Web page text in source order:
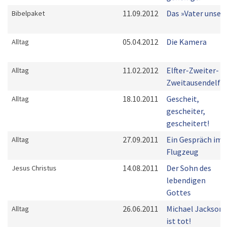
Bibelpaket 11.09.2012 Das »Vater unser«
Alltag 05.04.2012 Die Kamera
Alltag 11.02.2012
Elfter-Zweiter-
Zweitausendelf
Alltag 18.10.2011
Gescheit,
gescheiter,
gescheitert!
Alltag 27.09.2011
Ein Gespräch im
Flugzeug
Jesus Christus 14.08.2011
Der Sohn des
lebendigen
Gottes
Alltag 26.06.2011
Michael Jackson
ist tot!